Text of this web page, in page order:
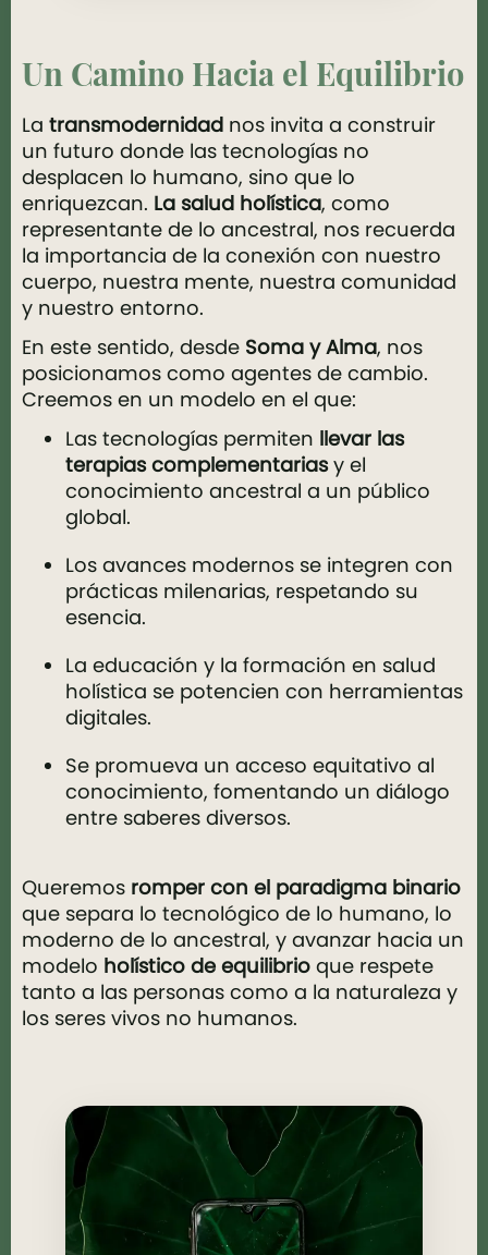
Un Camino Hacia el Equilibrio
La transmodernidad nos invita a construir
un futuro donde las tecnologías no
desplacen lo humano, sino que lo
enriquezcan. La salud holística, como
representante de lo ancestral, nos recuerda
la importancia de la conexión con nuestro
cuerpo, nuestra mente, nuestra comunidad
y nuestro entorno.
En este sentido, desde Soma y Alma, nos
posicionamos como agentes de cambio.
Creemos en un modelo en el que:
Las tecnologías permiten llevar las
terapias complementariasy el
conocimiento ancestral a un público
global.
Los avances modernos se integren con
prácticas milenarias, respetando su
esencia.
La educación y la formación en salud
holística se potencien con herramientas
digitales.
Se promueva un acceso equitativo al
conocimiento, fomentando un diálogo
entre saberes diversos.
Queremos romper con el paradigma binario
que separa lo tecnológico de lo humano, lo
moderno de lo ancestral, y avanzar hacia un
modelo holístico de equilibrio que respete
tanto a las personas como a la naturaleza y
los seres vivos no humanos.